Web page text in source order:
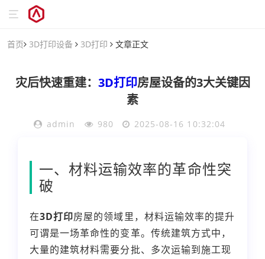
首页 3D打印设备 3D打印 文章正文
灾后快速重建： 3D打印房屋设备的3大关键因
素
admin 980 2025-08-16 10:32:04
一、材料运输效率的革命性突
破
在3D打印房屋的领域里，材料运输效率的提升
可谓是一场革命性的变革。传统建筑方式中，
大量的建筑材料需要分批、多次运输到施工现